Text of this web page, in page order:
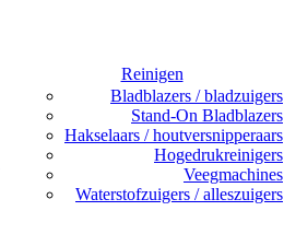
Reinigen
Bladblazers / bladzuigers
Stand-On Bladblazers
Hakselaars / houtversnipperaars
Hogedrukreinigers
Veegmachines
Waterstofzuigers / alleszuigers